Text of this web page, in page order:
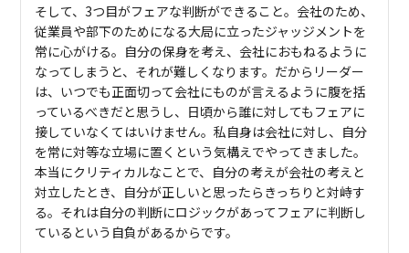
そして、3つ目がフェアな判断ができること。会社のため、
従業員や部下のためになる大局に立ったジャッジメントを
常に心がける。自分の保身を考え、会社におもねるように
なってしまうと、それが難しくなります。だからリーダー
は、いつでも正面切って会社にものが言えるように腹を括
っているべきだと思うし、日頃から誰に対してもフェアに
接していなくてはいけません。私自身は会社に対し、自分
を常に対等な立場に置くという気構えでやってきました。
本当にクリティカルなことで、自分の考えが会社の考えと
対立したとき、自分が正しいと思ったらきっちりと対峙す
る。それは自分の判断にロジックがあってフェアに判断し
ているという自負があるからです。